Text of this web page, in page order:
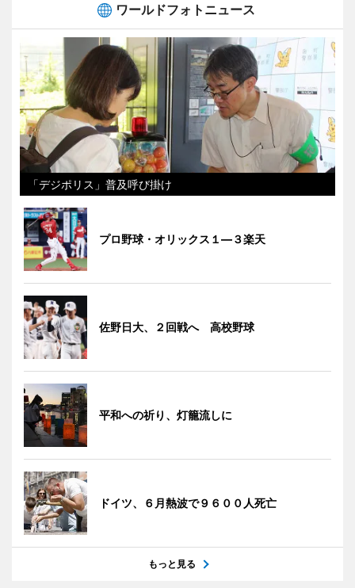
ワールドフォトニュース
「デジポリス」普及呼び掛け
プロ野球・オリックス１―３楽天
佐野日大、２回戦へ 高校野球
平和への祈り、灯籠流しに
ドイツ、６月熱波で９６００人死亡
もっと見る